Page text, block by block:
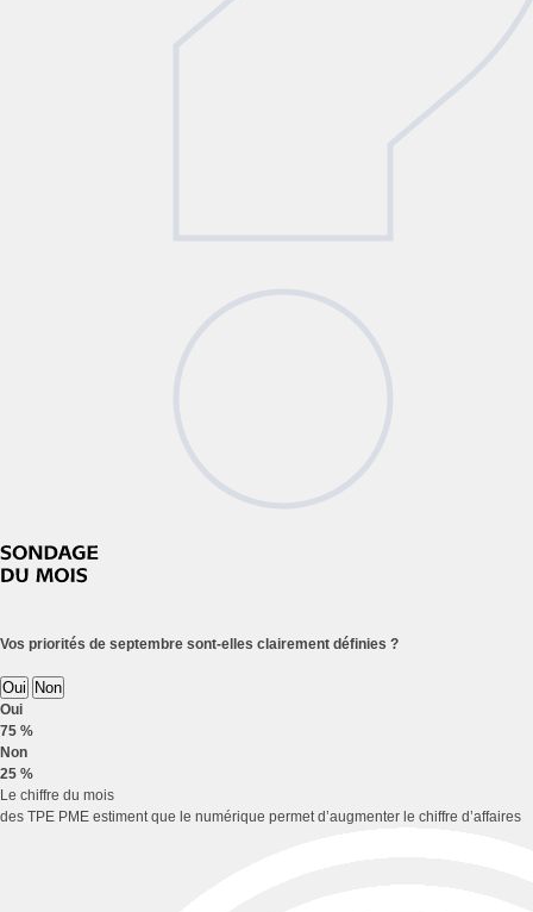
Vos priorités de septembre sont-elles clairement définies ?
Oui Non
Oui
75 %
Non
25 %
Le chiffre du mois
des TPE PME estiment que le numérique permet d’augmenter le chiffre d’affaires